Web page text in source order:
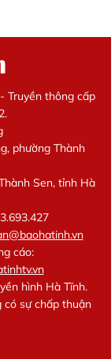
Truyền thông cấp
phường Thành
Sen, tỉnh Hà
cáo:
hình Hà Tĩnh.
có sự chấp thuận